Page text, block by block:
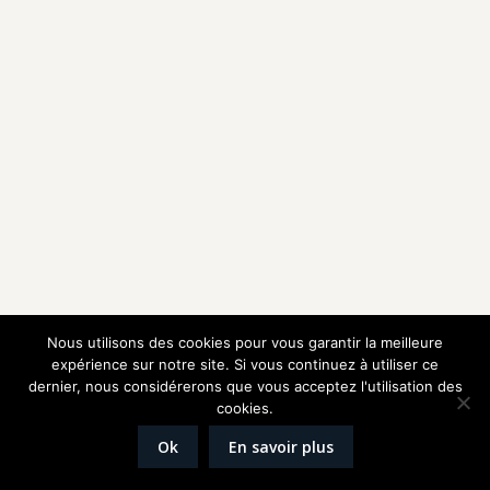
Nous utilisons des cookies pour vous garantir la meilleure
expérience sur notre site. Si vous continuez à utiliser ce
dernier, nous considérerons que vous acceptez l'utilisation des
cookies.
Ok En savoir plus